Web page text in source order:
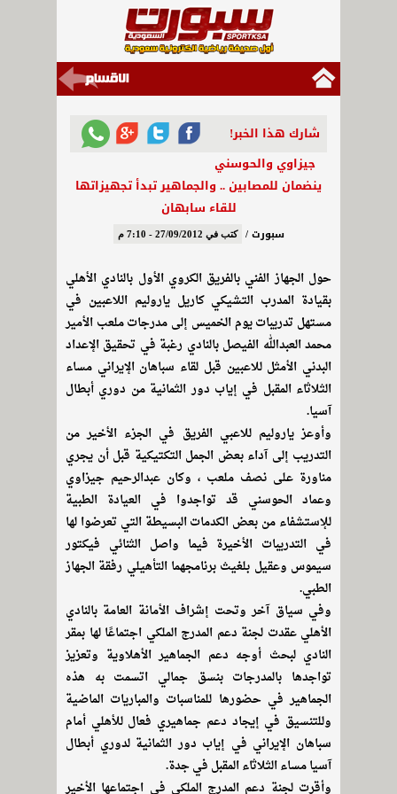
شارك هذا الخبر!
جيزاوي والحوسني
ينضمان للمصابين .. والجماهير تبدأ تجهيزاتها
للقاء سابهان
سبورت / كتب في 27/09/2012 - 7:10 م
حول الجهاز الفني بالفريق الكروي الأول بالنادي الأهلي
بقيادة المدرب التشيكي كاريل ياروليم اللاعبين في
مستهل تدريبات يوم الخميس إلى مدرجات ملعب الأمير
محمد العبدالله الفيصل بالنادي رغبة في تحقيق الإعداد
البدني الأمثل للاعبين قبل لقاء سباهان الإيراني مساء
الثلاثاء المقبل في إياب دور الثمانية من دوري أبطال
آسيا.
وأوعز ياروليم للاعبي الفريق في الجزء الأخير من
التدريب إلى آداء بعض الجمل التكتيكية قبل أن يجري
مناورة على نصف ملعب ، وكان عبدالرحيم جيزاوي
وعماد الحوسني قد تواجدوا في العيادة الطبية
للإستشفاء من بعض الكدمات البسيطة التي تعرضوا لها
في التدريبات الأخيرة فيما واصل الثنائي فيكتور
سيموس وعقيل بلغيث برنامجهما التأهيلي رفقة الجهاز
الطبي.
وفي سياق آخر وتحت إشراف الأمانة العامة بالنادي
الأهلي عقدت لجنة دعم المدرج الملكي اجتماعًا لها بمقر
النادي لبحث أوجه دعم الجماهير الأهلاوية وتعزيز
تواجدها بالمدرجات بنسق جمالي اتسمت به هذه
الجماهير في حضورها للمناسبات والمباريات الماضية
وللتنسيق في إيجاد دعم جماهيري فعال للأهلي أمام
سباهان الإيراني في إياب دور الثمانية لدوري أبطال
آسيا مساء الثلاثاء المقبل في جدة.
وأقرت لجنة دعم المدرج الملكي في اجتماعها الأخير